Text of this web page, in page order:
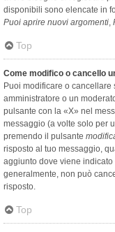
disponibili sono elencate in
Puoi aprire nuovi argomenti,
Top
Come modifico o cancello
Puoi modificare o
amministratore o un
pulsante con la «X» nel
messaggio (a volte solo per
premendo il pulsante
risposto al tuo messaggio,
aggiunto dove viene indicato
generalmente, non può
risposto.
Top